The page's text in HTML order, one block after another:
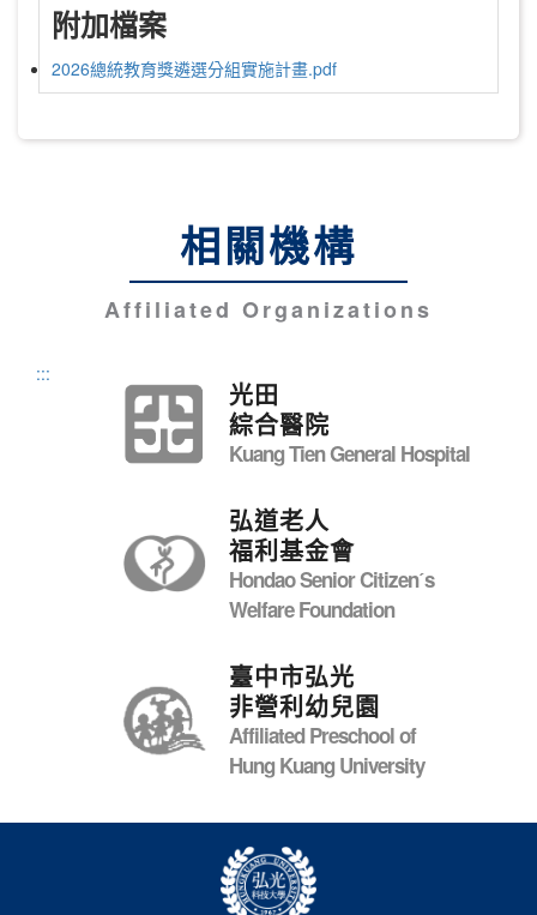
附加檔案
2026總統教育獎遴選分組實施計畫.pdf
相關機構
Affiliated Organizations
:::
光田
綜合醫院
Kuang Tien General Hospital
弘道老人
福利基金會
Hondao Senior Citizenˊs
Welfare Foundation
臺中市弘光
非營利幼兒園
Affiliated Preschool of
Hung Kuang University